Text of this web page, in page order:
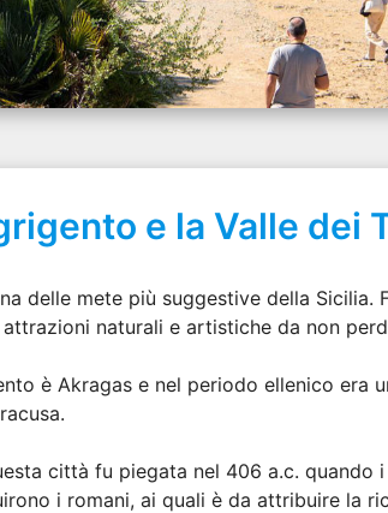
e la Valle dei
delle mete più suggestive della Sicilia.
naturali e artistiche da non
è Akragas e nel periodo ellenico era
città fu piegata nel 406 a.c. quando
i romani, ai quali è da attribuire la